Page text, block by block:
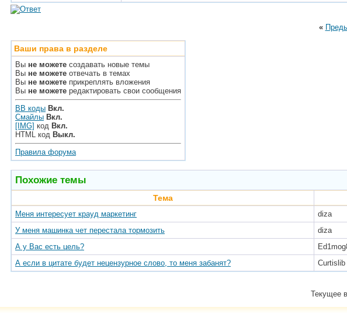
«
Ваши права в разделе
Вы не можете создавать новые темы
Вы не можете отвечать в темах
Вы не можете прикреплять вложения
Вы не можете редактировать свои сообщения
BB коды Вкл.
Смайлы Вкл.
[IMG] код Вкл.
HTML код Выкл.
Правила форума
Похожие темы
Тема
Меня интересует крауд маркетинг diza
У меня машинка чет перестала тормозить
diza
А у Вас есть цель?
А если в цитате будет нецензурное слово, то меня забанят?
Curtislib
Текущее